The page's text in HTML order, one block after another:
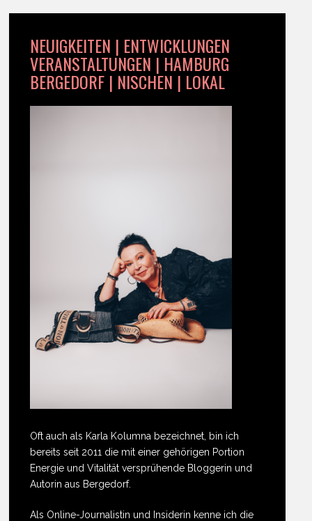
NEUIGKEITEN | ENTWICKLUNGEN
VERANSTALTUNGEN | HAMBURG
BERGEDORF | NISCHEN | LOKAL
Oft auch als Karla Kolumna bezeichnet, bin ich
bereits seit 2011 die mit einer gehörigen Portion
Energie und Vitalität versprühende Bloggerin und
Autorin aus Bergedorf.
Als Online-Journalistin und Insiderin kenne ich die